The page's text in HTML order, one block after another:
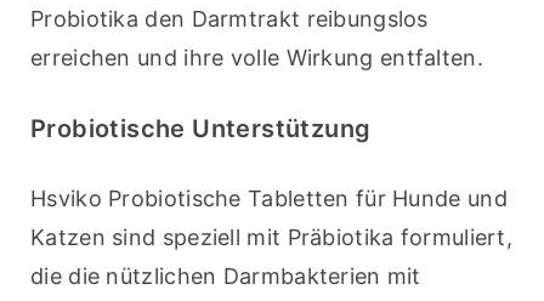
Probiotika den Darmtrakt reibungslos
erreichen und ihre volle Wirkung entfalten.
Probiotische Unterstützung
Hsviko Probiotische Tabletten für Hunde und
Katzen sind speziell mit Präbiotika formuliert,
die die nützlichen Darmbakterien mit